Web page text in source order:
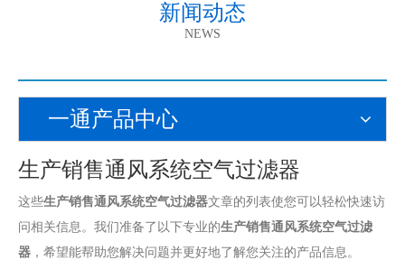
新闻动态
NEWS
一通产品中心
生产销售通风系统空气过滤器
这些生产销售通风系统空气过滤器文章的列表使您可以轻松快速访
问相关信息。我们准备了以下专业的生产销售通风系统空气过滤
器 ，希望能帮助您解决问题并更好地了解您关注的产品信息。